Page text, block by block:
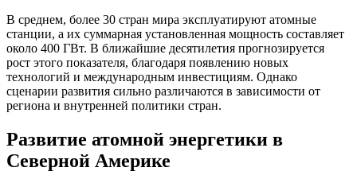
В среднем, более 30 стран мира эксплуатируют атомные
станции, а их суммарная установленная мощность составляет
около 400 ГВт. В ближайшие десятилетия прогнозируется
рост этого показателя, благодаря появлению новых
технологий и международным инвестициям. Однако
сценарии развития сильно различаются в зависимости от
региона и внутренней политики стран.
Развитие атомной энергетики в
Северной Америке